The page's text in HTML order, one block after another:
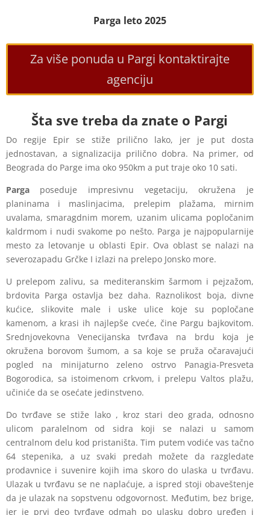
Parga leto 2025
Za više ponuda u Pargi kontaktirajte
agenciju
Šta sve treba da znate o Pargi
Do regije Epir se stiže prilično lako, jer je put dosta
jednostavan, a signalizacija prilično dobra. Na primer, od
Beograda do Parge ima oko 950km a put traje oko 10 sati.
Pargaposeduje impresivnu vegetaciju, okružena je
planinama i maslinjacima, prelepim plažama, mirnim
uvalama, smaragdnim morem, uzanim ulicama popločanim
kaldrmom i nudi svakome po nešto. Parga je najpopularnije
mesto za letovanje u oblasti Epir. Ova oblast se nalazi na
severozapadu Grčke I izlazi na prelepo Jonsko more.
U prelepom zalivu, sa mediteranskim šarmom i pejzažom,
brdovita Parga ostavlja bez daha. Raznolikost boja, divne
kućice, slikovite male i uske ulice koje su popločane
kamenom, a krasi ih najlepše cveće, čine Pargu bajkovitom.
Srednjovekovna Venecijanska tvrđava na brdu koja je
okružena borovom šumom, a sa koje se pruža očaravajući
pogled na minijaturno zeleno ostrvo Panagia-Presveta
Bogorodica, sa istoimenom crkvom, i prelepu Valtos plažu,
učiniće da se osećate jedinstveno.
Do tvrđave se stiže lako , kroz stari deo grada, odnosno
ulicom paralelnom od sidra koji se nalazi u samom
centralnom delu kod pristaništa. Tim putem vodiće vas tačno
64 stepenika, a uz svaki predah možete da razgledate
prodavnice i suvenire kojih ima skoro do ulaska u tvrđavu.
Ulazak u tvrđavu se ne naplaćuje, a ispred stoji obaveštenje
da je ulazak na sopstvenu odgovornost. Međutim, bez brige,
jer je prvi deo tvrđave odmah po ulasku dobro uređen i